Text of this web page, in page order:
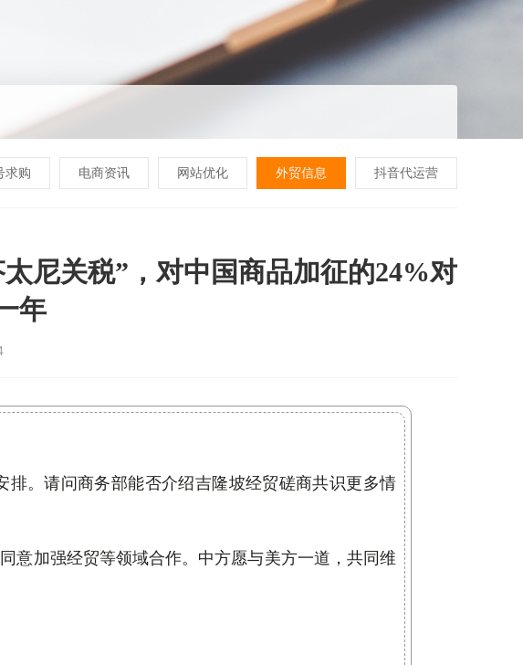
求购 电商资讯 网站优化 外贸信息 抖音代运营
尼关税”，对中国商品加征的24%对
年
。请问商务部能否介绍吉隆坡经贸磋商共识更多情
意加强经贸等领域合作。中方愿与美方一道，共同维